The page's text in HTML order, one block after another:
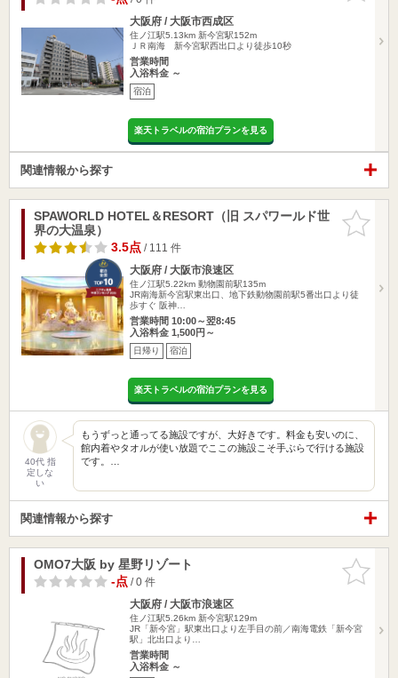
大阪府 / 大阪市西成区
住ノ江駅5.13km 新今宮駅152m
ＪＲ南海 新今宮駅西出口より徒歩10秒
営業時間
入浴料金 ～
宿泊
楽天トラベルの宿泊プランを見る
関連情報から探す
お気に入
りに追加
SPAWORLD HOTEL＆RESORT（旧 スパワールド世
界の大温泉）
3.5点/ 111 件
大阪府 / 大阪市浪速区
住ノ江駅5.22km 動物園前駅135m
JR南海新今宮駅東出口、地下鉄動物園前駅5番出口より徒
歩すぐ 阪神…
営業時間 10:00～翌8:45
入浴料金 1,500円～
日帰り 宿泊
楽天トラベルの宿泊プランを見る
40代 指
定しな
い
もうずっと通ってる施設ですが、大好きです。料金も安いのに、
館内着やタオルが使い放題でここの施設こそ手ぶらで行ける施設
です。…
関連情報から探す
お気に入
りに追加
OMO7大阪 by 星野リゾート
-点/ 0 件
大阪府 / 大阪市浪速区
住ノ江駅5.26km 新今宮駅129m
JR「新今宮」駅東出口より左手目の前／南海電鉄「新今宮
駅」北出口より…
営業時間
入浴料金 ～